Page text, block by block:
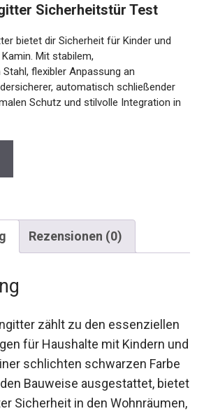
Sicherheitstür Test
bietet dir Sicherheit für Kinder und
Mit stabilem,
flexibler Anpassung an
automatisch schließender
Schutz und stilvolle Integration in
Rezensionen (0)
zählt zu den essenziellen
für Haushalte mit Kindern und
schlichten schwarzen Farbe
Bauweise ausgestattet, bietet
Sicherheit in den Wohnräumen,